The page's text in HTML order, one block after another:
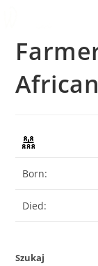
Born:
Died:
Szukaj